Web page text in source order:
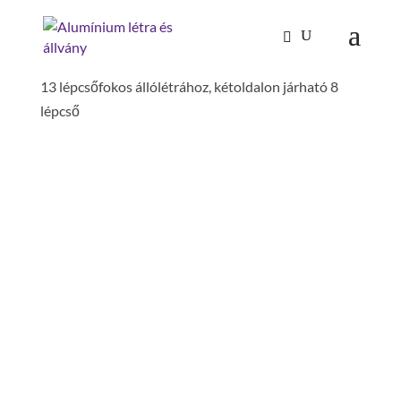
Kezdőlap/Tűzoltóság-katasztrófavédelem/
13 lépcsőfokos állólétrához, kétoldalon járható 8
lépcső